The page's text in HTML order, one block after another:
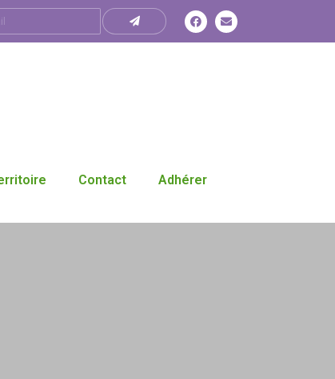
Contact Adhérer